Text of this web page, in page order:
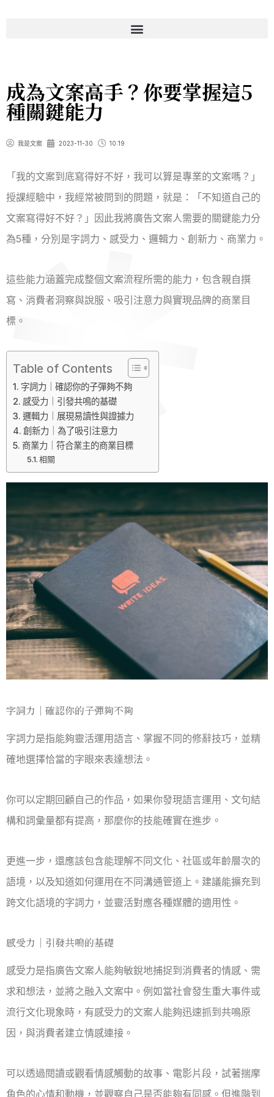
成為文案高手？你要掌握這5
種關鍵能力
我是文案 2023-11-30 10:19
「我的文案到底寫得好不好，我可以算是專業的文案嗎？」
授課經驗中，我經常被問到的問題，就是：「不知道自己的
文案寫得好不好？」因此我將廣告文案人需要的關鍵能力分
為5種，分別是字詞力、感受力、邏輯力、創新力、商業力。
這些能力涵蓋完成整個文案流程所需的能力，包含親自撰
寫、消費者洞察與說服、吸引注意力與實現品牌的商業目
標。
Table of Contents
字詞力｜確認你的子彈夠不夠
感受力｜引發共鳴的基礎
邏輯力｜展現易讀性與證據力
創新力｜為了吸引注意力
商業力｜符合業主的商業目標
相關
字詞力｜確認你的子彈夠不夠
字詞力是指能夠靈活運用語言、掌握不同的修辭技巧，並精
確地選擇恰當的字眼來表達想法。
你可以定期回顧自己的作品，如果你發現語言運用、文句結
構和詞彙量都有提高，那麼你的技能確實在進步。
更進一步，還應該包含能理解不同文化、社區或年齡層次的
語境，以及知道如何運用在不同溝通管道上。建議能擴充到
跨文化語境的字詞力，並靈活對應各種媒體的適用性。
感受力｜引發共鳴的基礎
感受力是指廣告文案人能夠敏銳地捕捉到消費者的情感、需
求和想法，並將之融入文案中。例如當社會發生重大事件或
流行文化現象時，有感受力的文案人能夠迅速抓到共鳴原
因，與消費者建立情感連接。
可以透過閱讀或觀看情感觸動的故事、電影片段，試著揣摩
角色的心情和動機，並觀察自己是否能夠有同感。但進階到